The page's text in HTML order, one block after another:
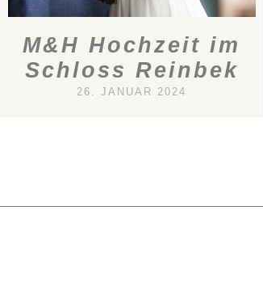
M&H Hochzeit im
Schloss Reinbek
26. JANUAR 2024